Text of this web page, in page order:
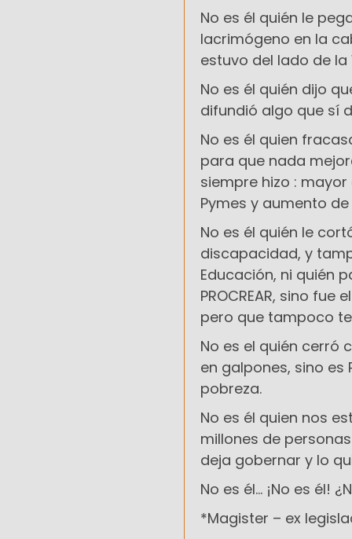
No es él quién le
lacrimógeno en la
estuvo del lado de la
No es él quién dijo
difundió algo que sí
No es él quien
para que nada
siempre hizo :
Pymes y aumento
No es él quién le
discapacidad, y
Educación, ni quién
PROCREAR, sino
pero que tampoco
No es el quién cerró
en galpones, sino
pobreza.
No es él quien nos
millones de
deja gobernar y lo
No es él... ¡No es él!
*Magister – ex